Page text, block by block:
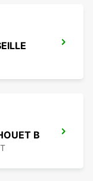
B